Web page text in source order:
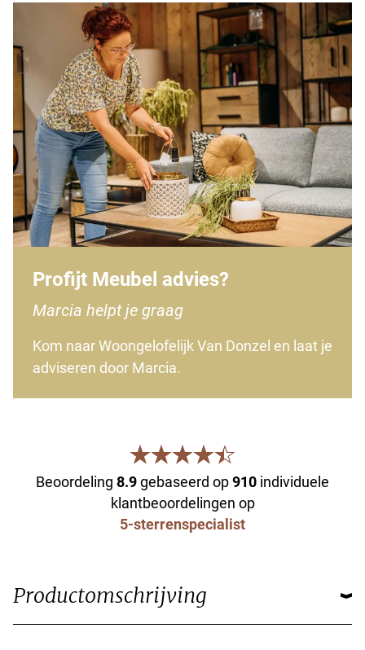
Profijt Meubel advies?
Marcia helpt je graag
Kom naar Woongelofelijk Van Donzel en laat je
adviseren door Marcia.
Beoordeling 8.9gebaseerd op910 individuele
klantbeoordelingen op
5-sterrenspecialist
Productomschrijving